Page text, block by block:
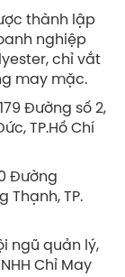
thành lập
nghiệp
chỉ vắt
may mặc.
Đường số 2,
TP.Hồ Chí
Đường
Thạnh, TP.
ngũ quản lý,
Chỉ May